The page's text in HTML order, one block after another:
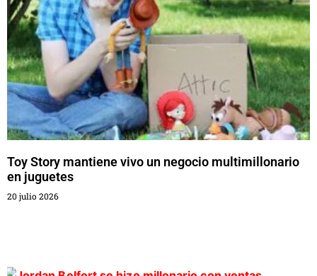
Toy Story mantiene vivo un negocio multimillonario
en juguetes
20 julio 2026